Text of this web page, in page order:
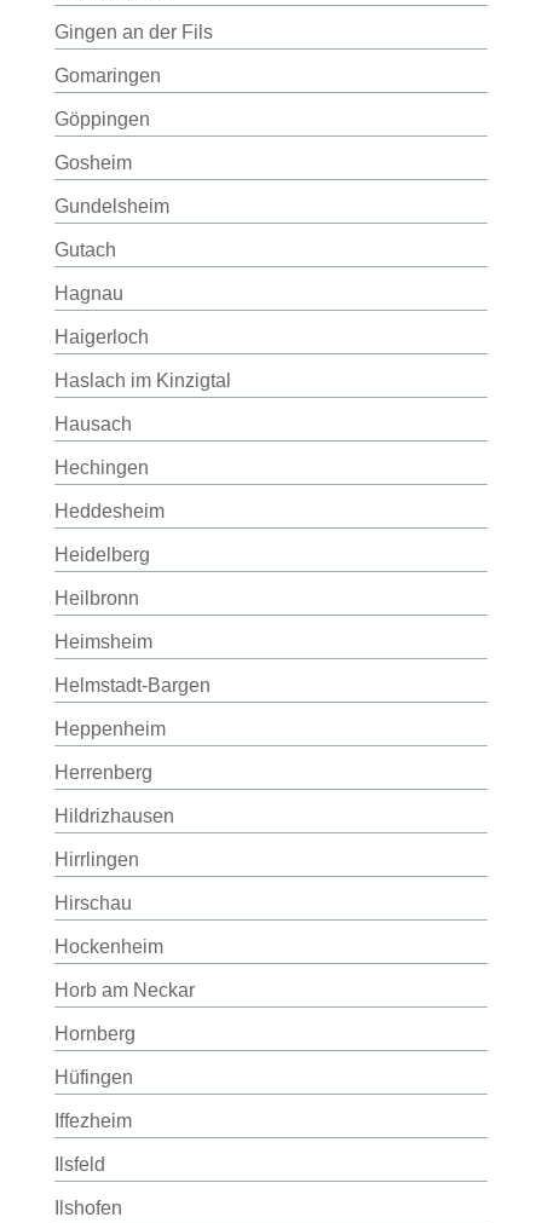
Gingen an der Fils
Gomaringen
Göppingen
Gosheim
Gundelsheim
Gutach
Hagnau
Haigerloch
Haslach im Kinzigtal
Hausach
Hechingen
Heddesheim
Heidelberg
Heilbronn
Heimsheim
Helmstadt-Bargen
Heppenheim
Herrenberg
Hildrizhausen
Hirrlingen
Hirschau
Hockenheim
Horb am Neckar
Hornberg
Hüfingen
Iffezheim
Ilsfeld
Ilshofen